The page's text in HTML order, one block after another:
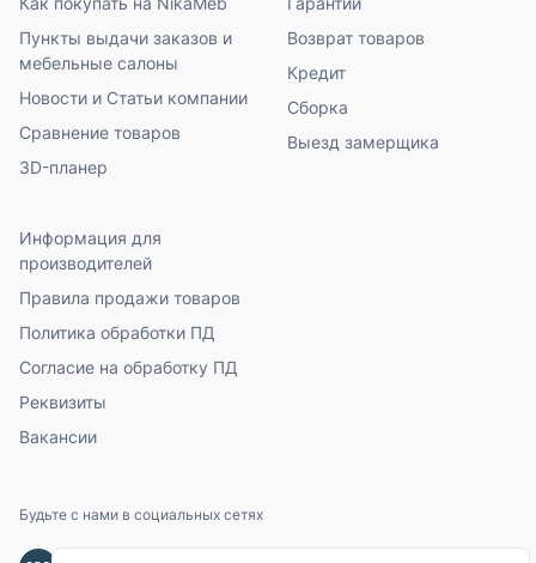
Пункты выдачи заказов и
мебельные салоны
Новости и Статьи компании
Сравнение товаров
3D-планер
Возврат товаров
Кредит
Сборка
Выезд замерщика
Информация для
производителей
Правила продажи товаров
Политика обработки ПД
Согласие на обработку ПД
Реквизиты
Вакансии
Будьте с нами в социальных сетях